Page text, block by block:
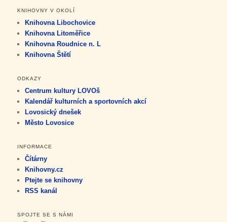
KNIHOVNY V OKOLÍ
Knihovna Libochovice
Knihovna Litoměřice
Knihovna Roudnice n. L
Knihovna Štětí
ODKAZY
Centrum kultury LOVOš
Kalendář kulturních a sportovních akcí
Lovosický dnešek
Město Lovosice
INFORMACE
Čítárny
Knihovny.cz
Ptejte se knihovny
RSS kanál
SPOJTE SE S NÁMI